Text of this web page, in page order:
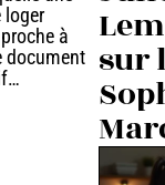
loger
à
document
… sur